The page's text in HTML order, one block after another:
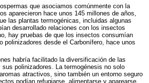
que asociamos comúnmente con la
aparecieron hace unos 145 millones de años,
las plantas termogénicas, incluidas algunas
desarrollado relaciones con los insectos
hay pruebas de que los insectos consumían
polinizadores desde el Carbonífero, hace unos
habría facilitado la diversificación de las
polinizadores. La termogénesis no solo
atractivos, sino también un entorno seguro
podían refugiarse, alimentarse y aparearse.